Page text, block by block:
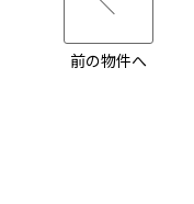
前の物件へ